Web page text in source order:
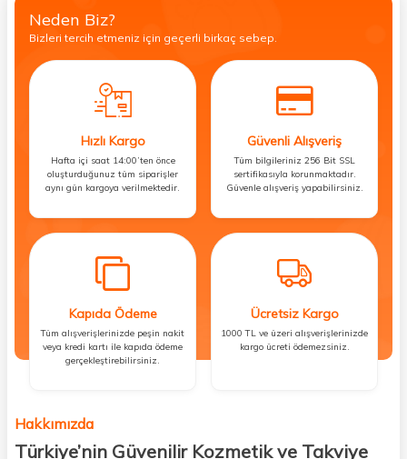
Neden Biz?
Bizleri tercih etmeniz için geçerli birkaç sebep.
Hızlı Kargo
Hafta içi saat 14:00’ten önce
oluşturduğunuz tüm siparişler
aynı gün kargoya verilmektedir.
Güvenli Alışveriş
Tüm bilgileriniz 256 Bit SSL
sertifikasıyla korunmaktadır.
Güvenle alışveriş yapabilirsiniz.
Kapıda Ödeme
Tüm alışverişlerinizde peşin nakit
veya kredi kartı ile kapıda ödeme
gerçekleştirebilirsiniz.
Ücretsiz Kargo
1000 TL ve üzeri alışverişlerinizde
kargo ücreti ödemezsiniz.
Hakkımızda
Türkiye’nin Güvenilir Kozmetik ve Takviye